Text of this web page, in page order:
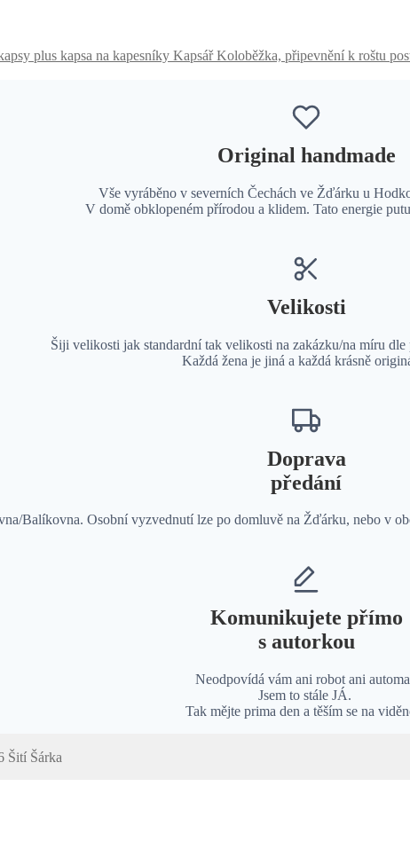
Kapsář Koloběžka, připevnění k roštu
Original handmade
Vše vyráběno v severních Čechách ve Žďárku u
V domě obklopeném přírodou a klidem. Tato energie
Velikosti
Šiji velikosti jak standardní tak velikosti na zakázku/na míru
Každá žena je jiná a každá krásně
Doprava
předání
Balíkovna. Osobní vyzvednutí lze po domluvě na Žďárku, nebo v
Komunikujete přímo
s autorkou
Neodpovídá vám ani robot ani
Jsem to stále JÁ.
Tak mějte prima den a těším se na
Šití Šárka